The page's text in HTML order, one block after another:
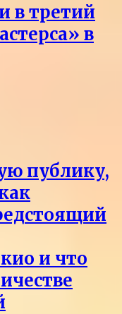
в третий
в
публику,
и что